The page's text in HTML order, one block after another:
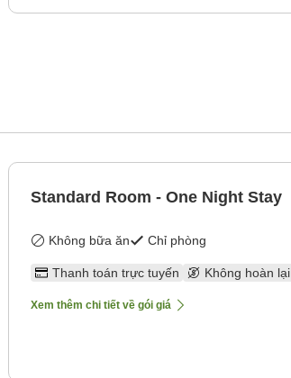
Standard Room - One Night Stay
Không bữa ăn Chỉ phòng
Thanh toán trực tuyến Không hoàn lại
Xem thêm chi tiết về gói giá